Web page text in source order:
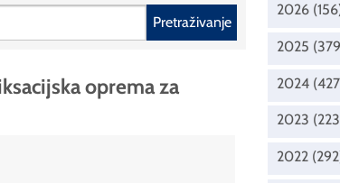
Pretraživanje
oprema za
2026
2025
2024
2023
2022